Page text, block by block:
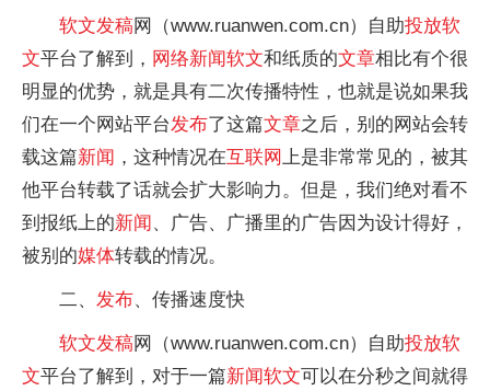
软文发稿网（www.ruanwen.com.cn）自助投放软
文平台了解到， 网络新闻软文和纸质的文章相比有个很
明显的优势，就是具有二次传播特性，也就是说如果我
们在一个网站平台发布了这篇文章之后，别的网站会转
载这篇新闻 ，这种情况在互联网上是非常常见的，被其
他平台转载了话就会扩大影响力。但是，我们绝对看不
到报纸上的新闻 、广告、广播里的广告因为设计得好，
被别的媒体转载的情况。
二、 发布、传播速度快
软文发稿网（www.ruanwen.com.cn）自助投放软
文平台了解到，对于一篇新闻软文可以在分秒之间就得